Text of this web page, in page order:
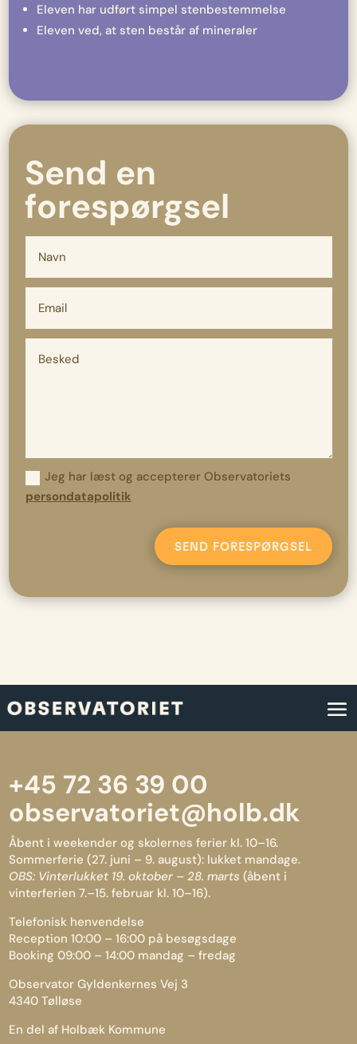
Eleven har udført simpel stenbestemmelse
Eleven ved, at sten består af mineraler
Send en
forespørgsel
Jeg har læst og accepterer Observatoriets
persondatapolitik
SEND FORESPØRGSEL
+45 72 36 39 00
observatoriet@holb.dk
Åbent i weekender og skolernes ferier kl. 10–16.
Sommerferie (27. juni – 9. august): lukket mandage.
OBS: Vinterlukket 19. oktober – 28. marts (åbent i
vinterferien 7.–15. februar kl. 10–16).
Telefonisk henvendelse
Reception 10:00 – 16:00 på besøgsdage
Booking 09:00 – 14:00 mandag – fredag
Observator Gyldenkernes Vej 3
4340 Tølløse
En del af Holbæk Kommune